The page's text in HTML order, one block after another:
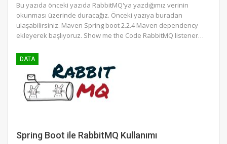
Bu yazıda önceki yazıda RabbitMQ'ya yazdığımız verinin
okunması üzerinde duracağız. Önceki yazıya buradan
ulaşabilirsiniz. Maven Spring boot 2.2.4 Maven dependency
ekleyerek başlıyoruz. Show me the Code RabbitMQ listener…
DATA
Spring Boot ile RabbitMQ Kullanımı